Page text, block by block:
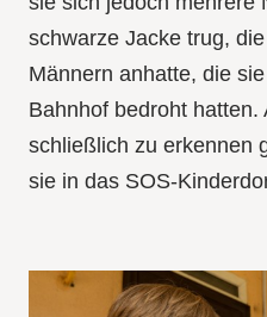
schwarze Jacke trug,
Männern anhatte, die
Bahnhof bedroht hatten.
schließlich zu erkennen
sie in das SOS-